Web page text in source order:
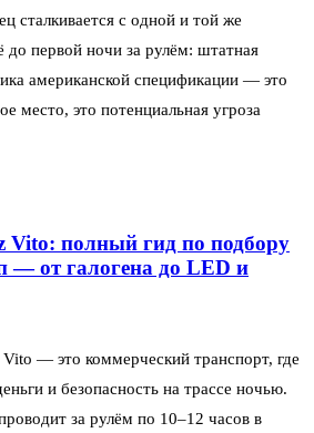
сталкивается с одной и той же
первой ночи за рулём: штатная
американской спецификации — это
место, это потенциальная угроза
Vito: полный гид по подбору
— от галогена до LED и
— это коммерческий транспорт, где
и безопасность на трассе ночью.
за рулём по 10–12 часов в